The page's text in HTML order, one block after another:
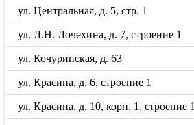
ул. Центральная, д. 5, стр. 1
ул. Л.Н. Лочехина, д. 7, строение 1
ул. Кочуринская, д. 63
ул. Красина, д. 6, строение 1
ул. Красина, д. 10, корп. 1, строение 1